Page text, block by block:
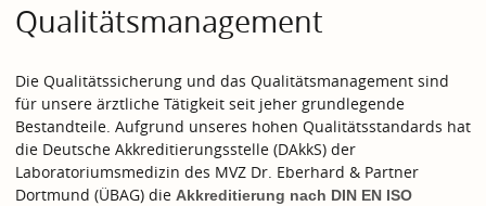
Qualitätsmanagement
Die Qualitätssicherung und das Qualitätsmanagement sind
für unsere ärztliche Tätigkeit seit jeher grundlegende
Bestandteile. Aufgrund unseres hohen Qualitätsstandards hat
die Deutsche Akkreditierungsstelle (DAkkS) der
Laboratoriumsmedizin des MVZ Dr. Eberhard & Partner
Dortmund (ÜBAG) die Akkreditierung nach DIN EN ISO